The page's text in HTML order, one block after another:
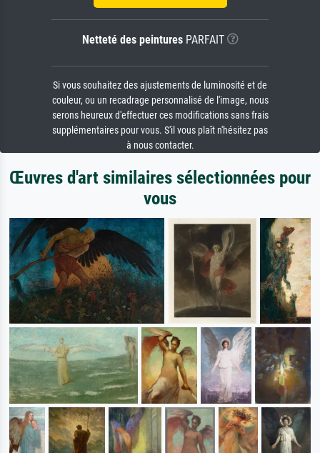
Netteté des peinturesPARFAIT
Si vous souhaitez des ajustements de luminosité et de
couleur, ou un recadrage personnalisé de l'image, nous
serons heureux d'effectuer ces modifications sans frais
supplémentaires pour vous. S'il vous plaît n'hésitez pas
à nous contacter.
Œuvres d'art similaires sélectionnées pour
vous